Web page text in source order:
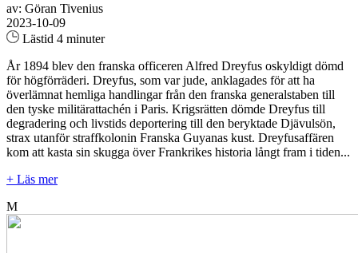
av: Göran Tivenius
2023-10-09
Lästid 4 minuter
År 1894 blev den franska officeren Alfred Dreyfus oskyldigt dömd
för högförräderi. Dreyfus, som var jude, anklagades för att ha
överlämnat hemliga handlingar från den franska generalstaben till
den tyske militärattachén i Paris. Krigsrätten dömde Dreyfus till
degradering och livstids deportering till den beryktade Djävulsön,
strax utanför straffkolonin Franska Guyanas kust. Dreyfusaffären
kom att kasta sin skugga över Frankrikes historia långt fram i tiden...
+ Läs mer
M